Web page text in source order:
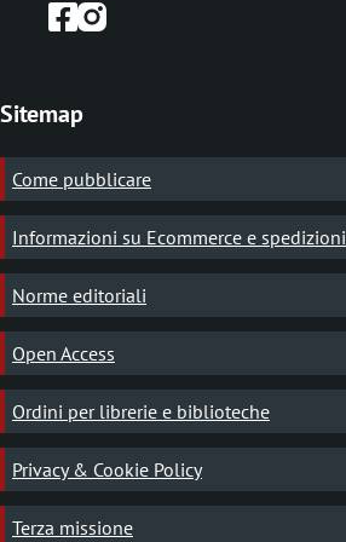
Sitemap
Come pubblicare
Informazioni su Ecommerce e spedizioni
Norme editoriali
Open Access
Ordini per librerie e biblioteche
Privacy & Cookie Policy
Terza missione